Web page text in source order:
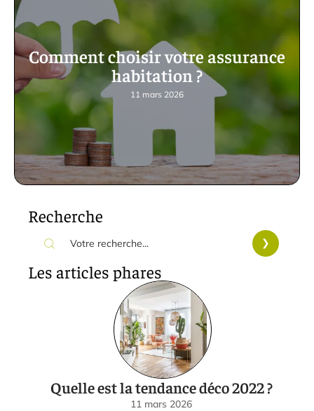
Comment choisir votre assurance
habitation ?
11 mars 2026
Recherche
Les articles phares
Quelle est la tendance déco 2022 ?
11 mars 2026